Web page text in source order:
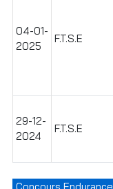
04-01-
2025
F.T.S.E
29-12-
2024
F.T.S.E
Concours Endurance